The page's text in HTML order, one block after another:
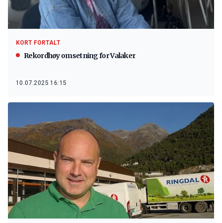
KORT FORTALT
Rekordhøy omsetning for Valaker
10.07.2025 16:15